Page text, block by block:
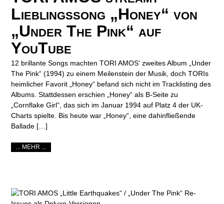
Lieblingssong „Honey“ von
„Under The Pink“ auf
YouTube
12 brillante Songs machten TORI AMOS‘ zweites Album „Under
The Pink“ (1994) zu einem Meilenstein der Musik, doch TORIs
heimlicher Favorit „Honey“ befand sich nicht im Tracklisting des
Albums. Stattdessen erschien „Honey“ als B-Seite zu
„Cornflake Girl“, das sich im Januar 1994 auf Platz 4 der UK-
Charts spielte. Bis heute war „Honey“, eine dahinfließende
Ballade […]
... MEHR ...